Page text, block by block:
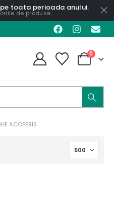
toata perioada anului.
de produse
0
ACOPERIS